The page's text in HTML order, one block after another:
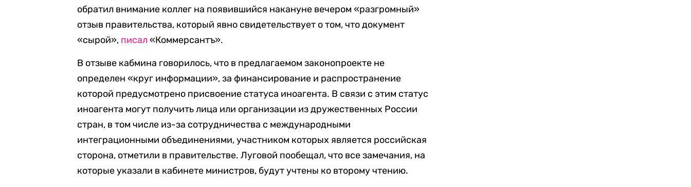
обратил внимание коллег на появившийся накануне вечером «разгромный»
отзыв правительства, который явно свидетельствует о том, что документ
«сырой», писал «Коммерсантъ».
В отзыве кабмина говорилось, что в предлагаемом законопроекте не
определен «круг информации», за финансирование и распространение
которой предусмотрено присвоение статуса иноагента. В связи с этим статус
иноагента могут получить лица или организации из дружественных России
стран, в том числе из-за сотрудничества с международными
интеграционными объединениями, участником которых является российская
сторона, отметили в правительстве. Луговой пообещал, что все замечания, на
которые указали в кабинете министров, будут учтены ко второму чтению.